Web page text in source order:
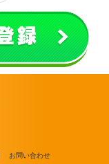
お問い合わせ